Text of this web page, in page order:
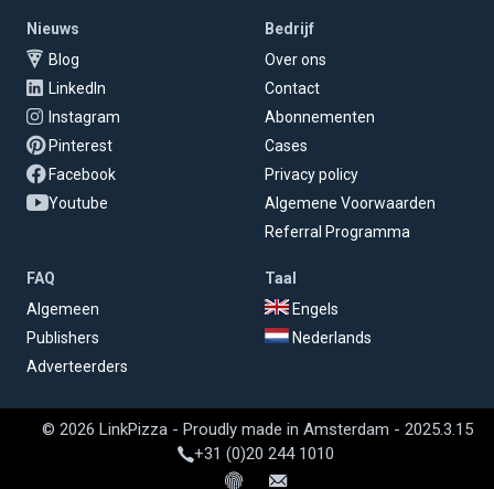
Nieuws
Blog
LinkedIn
Instagram
Pinterest
Facebook
Youtube
Bedrijf
Over ons
Contact
Abonnementen
Cases
Privacy policy
Algemene Voorwaarden
Referral Programma
FAQ
Algemeen
Publishers
Adverteerders
Taal
Engels
Nederlands
© 2026 LinkPizza - Proudly made in Amsterdam - 2025.3.15
+31 (0)20 244 1010